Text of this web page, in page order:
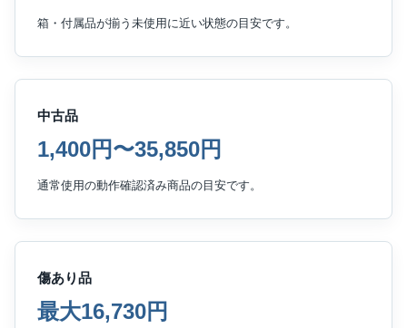
箱・付属品が揃う未使用に近い状態の目安です。
中古品
1,400円〜35,850円
通常使用の動作確認済み商品の目安です。
傷あり品
最大16,730円